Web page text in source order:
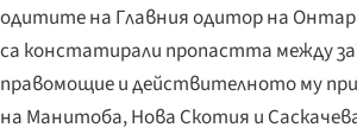
одитите на Главния одитор на
са констатирали пропастта между
правомощие и действителното му
на Манитоба, Нова Скотия и